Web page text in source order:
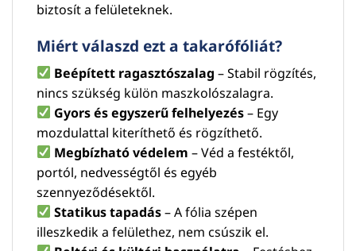
biztosít a felületeknek.
Miért válaszd ezt a takarófóliát?
Beépített ragasztószalag – Stabil rögzítés,
nincs szükség külön maszkolószalagra.
Gyors és egyszerű felhelyezés– Egy
mozdulattal kiteríthető és rögzíthető.
Megbízható védelem – Véd a festéktől,
portól, nedvességtől és egyéb
szennyeződésektől.
Statikus tapadás– A fólia szépen
illeszkedik a felülethez, nem csúszik el.